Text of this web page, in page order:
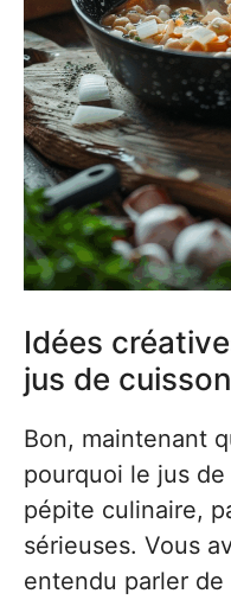
Idées
jus de
Bon, maintenant
pourquoi le jus
pépite culinaire,
sérieuses. Vous
entendu parler